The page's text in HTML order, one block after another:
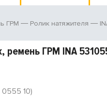
ГРМ Ролик натяжителя
ремень ГРМ INA
0555 10)